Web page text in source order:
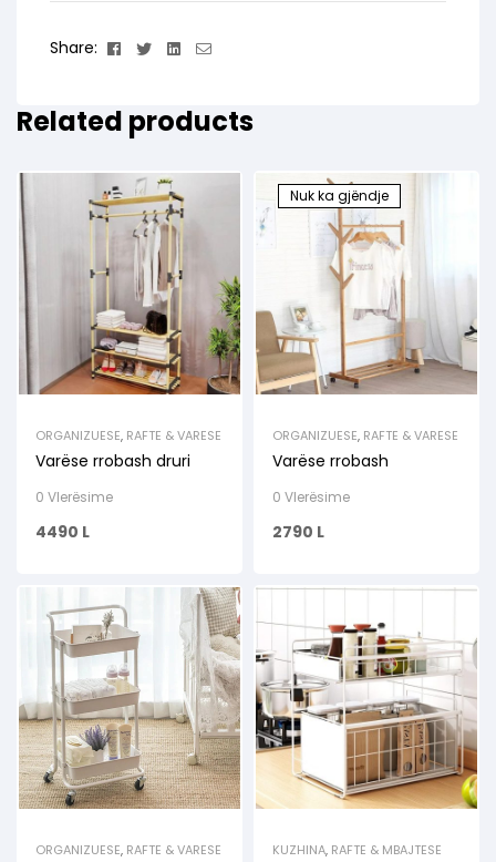
Share: Facebook
TwitterLinkedin
Email
Related products
ORGANIZUESE, RAFTE & VARESE
Varëse rrobash druri
0 Vlerësime
4490 L
Nuk ka gjëndje
ORGANIZUESE, RAFTE & VARESE
Varëse rrobash
0 Vlerësime
2790 L
ORGANIZUESE, RAFTE & VARESE KUZHINA, RAFTE & MBAJTESE